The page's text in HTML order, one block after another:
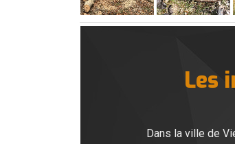
Les
Dans la ville de